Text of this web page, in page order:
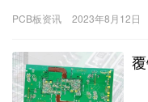
商的…
PCB板资讯 2023年8月12日